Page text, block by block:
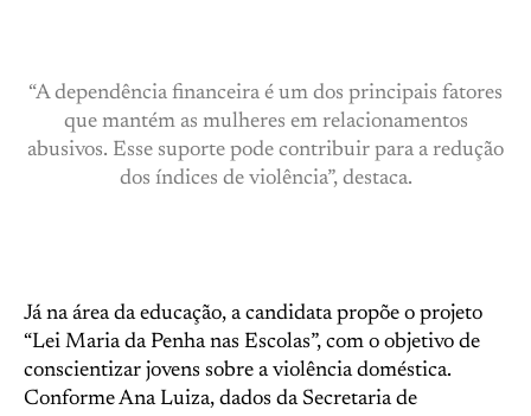
“A dependência financeira é um dos principais fatores
que mantém as mulheres em relacionamentos
abusivos. Esse suporte pode contribuir para a redução
dos índices de violência”, destaca.
Já na área da educação, a candidata propõe o projeto
“Lei Maria da Penha nas Escolas”, com o objetivo de
conscientizar jovens sobre a violência doméstica.
Conforme Ana Luiza, dados da Secretaria de